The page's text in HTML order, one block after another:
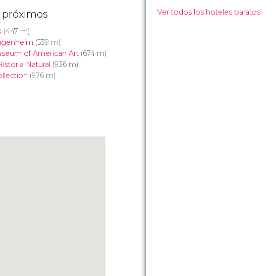
(447 m)
(539 m)
of American Art(674 m)
Natural (936 m)
(976 m)
Ver todos los hoteles baratos